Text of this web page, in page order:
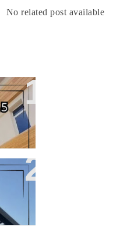
No related post available
افضل
في
افضل